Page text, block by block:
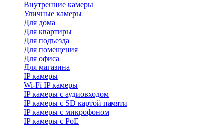
Внутренние камеры
Уличные камеры
Для дома
Для квартиры
Для подъезда
Для помещения
Для офиса
Для магазина
IP камеры
Wi-Fi IP камеры
IP камеры с аудиовходом
IP камеры с SD картой памяти
IP камеры с микрофоном
IP камеры с PoE